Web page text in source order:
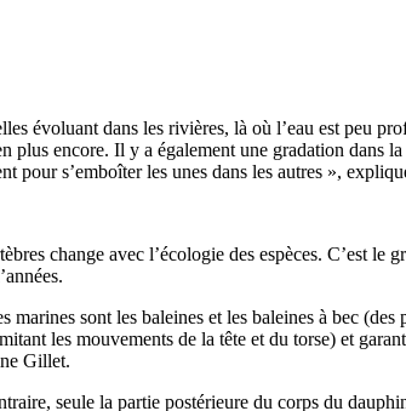
évoluant dans les rivières, là où l’eau est peu
encore. Il y a également une gradation dans
pour s’emboîter les unes dans les autres »,
change avec l’écologie des espèces. C’est le
marines sont les baleines et les baleines à bec
les mouvements de la tête et du torse) et
Gillet.
seule la partie postérieure du corps du